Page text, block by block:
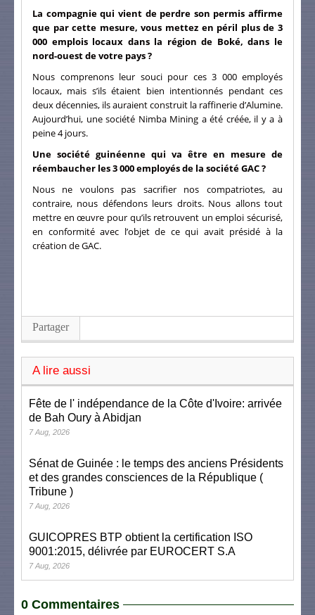
La compagnie qui vient de perdre son permis affirme
que par cette mesure, vous mettez en péril plus de 3
000 emplois locaux dans la région de Boké, dans le
nord-ouest de votre pays ?
Nous comprenons leur souci pour ces 3 000 employés
locaux, mais s’ils étaient bien intentionnés pendant ces
deux décennies, ils auraient construit la raffinerie d’Alumine.
Aujourd’hui, une société Nimba Mining a été créée, il y a à
peine 4 jours.
Une société guinéenne qui va être en mesure de
réembaucher les 3 000 employés de la société GAC ?
Nous ne voulons pas sacrifier nos compatriotes, au
contraire, nous défendons leurs droits. Nous allons tout
mettre en œuvre pour qu’ils retrouvent un emploi sécurisé,
en conformité avec l’objet de ce qui avait présidé à la
création de GAC.
Partager
A lire aussi
Fête de l' indépendance de la Côte d'Ivoire: arrivée
de Bah Oury à Abidjan
7 Aug, 2026
Sénat de Guinée : le temps des anciens Présidents
et des grandes consciences de la République (
Tribune )
7 Aug, 2026
GUICOPRES BTP obtient la certification ISO
9001:2015, délivrée par EUROCERT S.A
7 Aug, 2026
0 Commentaires